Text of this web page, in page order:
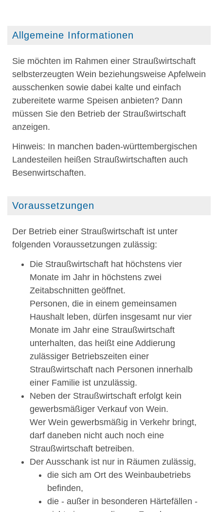
Allgemeine Informationen
Sie möchten im Rahmen einer Straußwirtschaft
selbsterzeugten Wein beziehungsweise Apfelwein
ausschenken sowie dabei kalte und einfach
zubereitete warme Speisen anbieten? Dann
müssen Sie den Betrieb der Straußwirtschaft
anzeigen.
Hinweis: In manchen baden-württembergischen
Landesteilen heißen Straußwirtschaften auch
Besenwirtschaften.
Voraussetzungen
Der Betrieb einer Straußwirtschaft ist unter
folgenden Voraussetzungen zulässig:
Die Straußwirtschaft hat höchstens vier
Monate im Jahr in höchstens zwei
Zeitabschnitten geöffnet.
Personen, die in einem gemeinsamen
Haushalt leben, dürfen insgesamt nur vier
Monate im Jahr eine Straußwirtschaft
unterhalten, das heißt eine Addierung
zulässiger Betriebszeiten einer
Straußwirtschaft nach Personen innerhalb
einer Familie ist unzulässig.
Neben der Straußwirtschaft erfolgt kein
gewerbsmäßiger Verkauf von Wein.
Wer Wein gewerbsmäßig in Verkehr bringt,
darf daneben nicht auch noch eine
Straußwirtschaft betreiben.
Der Ausschank ist nur in Räumen zulässig,
die sich am Ort des Weinbaubetriebs
befinden,
die - außer in besonderen Härtefällen -